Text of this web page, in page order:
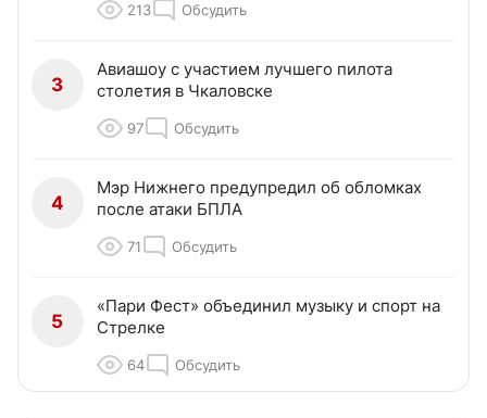
213 Обсудить
3
Авиашоу с участием лучшего пилота
столетия в Чкаловске
97 Обсудить
4
Мэр Нижнего предупредил об обломках
после атаки БПЛА
71 Обсудить
5
«Пари Фест» объединил музыку и спорт на
Стрелке
64 Обсудить